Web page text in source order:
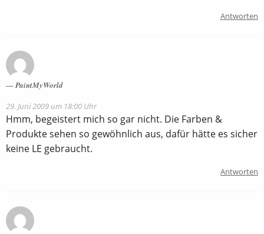
Antworten
PaintMyWorld
29. Juni 2009 um 18:00 Uhr
Hmm, begeistert mich so gar nicht. Die Farben &
Produkte sehen so gewöhnlich aus, dafür hätte es sicher
keine LE gebraucht.
Antworten